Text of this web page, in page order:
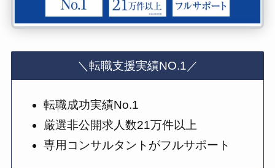
＼転職支援実績NO.1／
転職成功実績No.1
厳選非公開求人数21万件以上
専用コンサルタントがフルサポート